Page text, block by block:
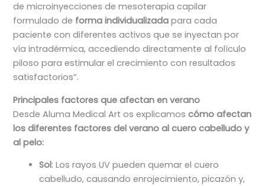
de microinyecciones de mesoterapia capilar
formulado de forma individualizada para cada
paciente con diferentes activos que se inyectan por
vía intradérmica, accediendo directamente al folículo
piloso para estimular el crecimiento con resultados
satisfactorios”.
Principales factores que afectan en verano
Desde Aluma Medical Art os explicamoscómo afectan
los diferentes factores del verano al cuero cabelludo y
al pelo:
Sol: Los rayos UV pueden quemar el cuero
cabelludo, causando enrojecimiento, picazón y,